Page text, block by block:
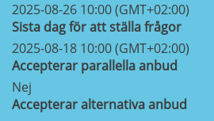
2025-08-26 10:00 (GMT+02:00)
Sista dag för att ställa frågor
2025-08-18 10:00 (GMT+02:00)
Accepterar parallella anbud
Nej
Accepterar alternativa anbud